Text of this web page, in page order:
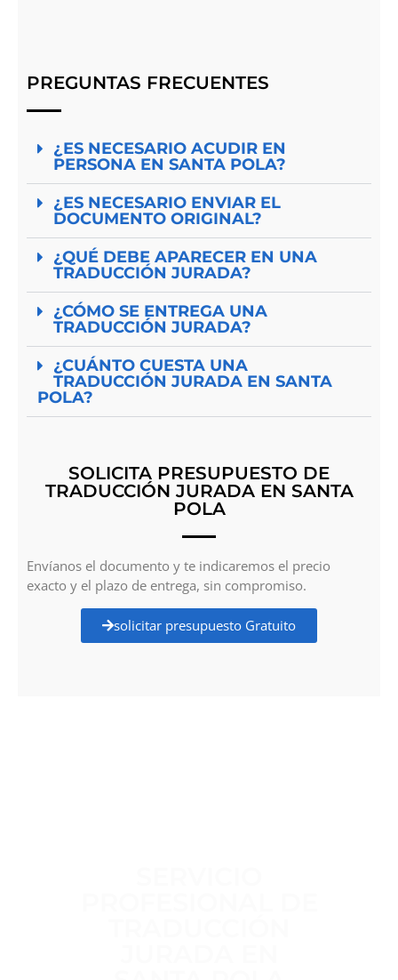
PREGUNTAS FRECUENTES
¿ES NECESARIO ACUDIR EN
PERSONA EN SANTA POLA?
¿ES NECESARIO ENVIAR EL
DOCUMENTO ORIGINAL?
¿QUÉ DEBE APARECER EN UNA
TRADUCCIÓN JURADA?
¿CÓMO SE ENTREGA UNA
TRADUCCIÓN JURADA?
¿CUÁNTO CUESTA UNA
TRADUCCIÓN JURADA EN SANTA
POLA?
SOLICITA PRESUPUESTO DE
TRADUCCIÓN JURADA EN SANTA
POLA
Envíanos el documento y te indicaremos el precio
exacto y el plazo de entrega, sin compromiso.
solicitar presupuesto Gratuito